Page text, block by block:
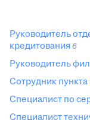
Руководитель
кредитования 6
Руководитель
Сотрудник
Специалист по
Специалист